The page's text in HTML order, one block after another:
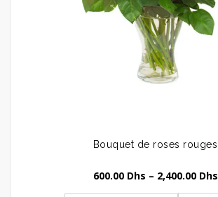
Bouquet de roses rouges
600.00 Dhs – 2,400.00 Dhs